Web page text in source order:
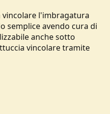
vincolare l'imbragatura
semplice avendo cura di
anche sotto
vincolare tramite